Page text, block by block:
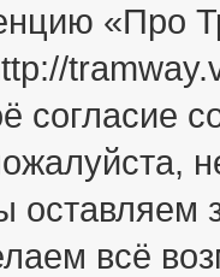
«Про
всё